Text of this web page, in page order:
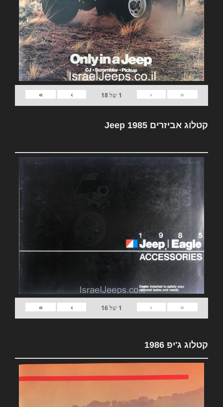
«
‹
1 של18
›
»
קטלוג אביזרים Jeep 1985
«
‹
1 של16
›
»
קטלוג ג'יפ 1986